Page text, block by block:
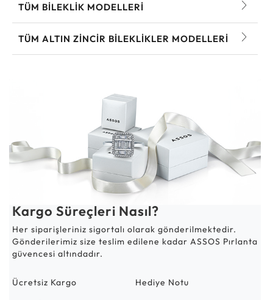
TÜM BILEKLIK MODELLERI
TÜM ALTIN ZINCIR BILEKLIKLER MODELLERI
Kargo Süreçleri Nasıl?
Her siparişleriniz sigortalı olarak gönderilmektedir.
Gönderilerimiz size teslim edilene kadar ASSOS Pırlanta
güvencesi altındadır.
Ücretsiz Kargo Hediye Notu